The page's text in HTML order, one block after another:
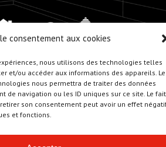
consentement aux cookies
nous utilisons des technologies telles
et/ou accéder aux informations des appareils. Le
nous permettra de traiter des données
de navigation ou les ID uniques sur ce site. Le fait
son consentement peut avoir un effet
et fonctions.
2020 - Rochette Construction
:Zonart - Créateur d’univers